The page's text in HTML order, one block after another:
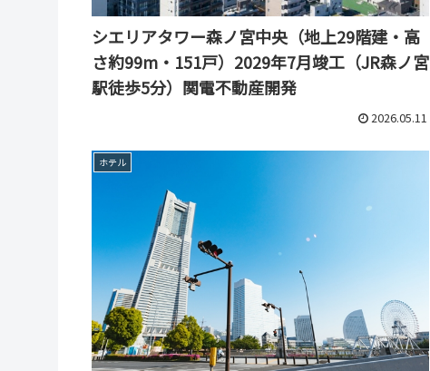
シエリアタワー森ノ宮中央（地上29階建・高
さ約99m・151戸）2029年7月竣工（JR森ノ宮
駅徒歩5分）関電不動産開発
2026.05.11
ホテル